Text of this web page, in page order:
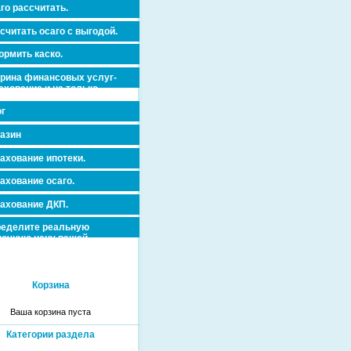
рассчитать.
осаго с выгодой.
каско.
финансовых услуг-
и не только.
ипотеки.
осаго.
ДКП.
реальную
цену вашей
Корзина
Ваша корзина пуста
Категории раздела